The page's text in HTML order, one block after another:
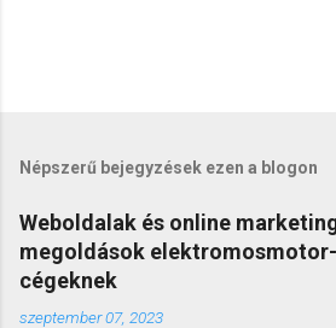
Népszerű bejegyzések ezen a blogon
Weboldalak és online
megoldások
cégeknek
szeptember 07, 2023